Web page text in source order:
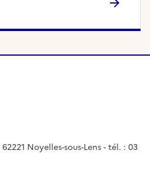
Noyelles-sous-Lens - tél. : 03